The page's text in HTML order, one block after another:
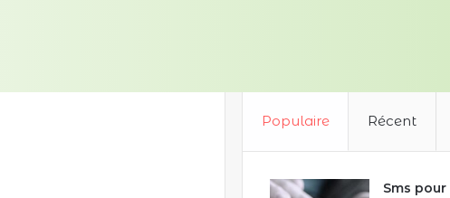
Populaire Récent
Sms